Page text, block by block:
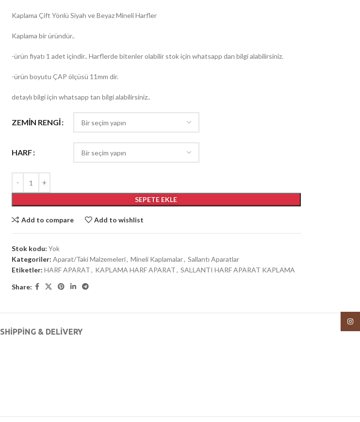
Kaplama Çift Yönlü Siyah ve Beyaz Mineli Harfler
Kaplama bir üründür..
-ürün fiyatı 1 adet içindir.. Harflerde bitenler olabilir stok için whatsapp dan bilgi alabilirsiniz.
-ürün boyutu ÇAP ölçüsü 11mm dir.
detaylı bilgi için whatsapp tan bilgi alabilirsiniz..
ZEMİN RENGİ
HARF
SEPETE EKLE
Add to compare Add to wishlist
Stok kodu: Yok
Kategoriler: Aparat/Taki Malzemeleri, Mineli Kaplamalar, Sallantı Aparatlar
Etiketler: HARF APARAT, KAPLAMA HARF APARAT, SALLANTI HARF APARAT KAPLAMA
Share:
SHIPPING & DELIVERY